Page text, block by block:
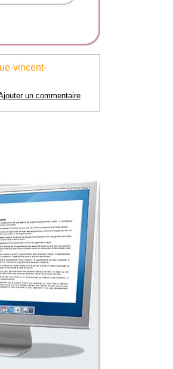
vincent-
un commentaire